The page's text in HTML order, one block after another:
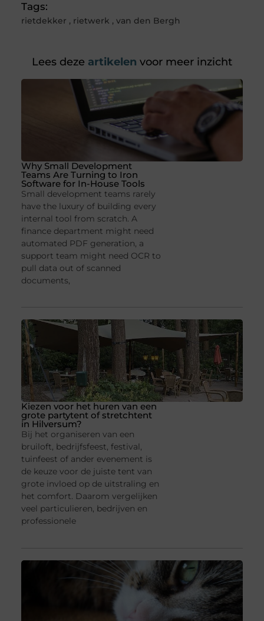
Tags:
rietdekker , rietwerk , van den Bergh
Lees deze artikelen voor meer inzicht
Why Small Development
Teams Are Turning to Iron
Software for In-House Tools
Small development teams rarely
have the luxury of building every
internal tool from scratch. A
finance department might need
automated PDF generation, a
support team might need OCR to
pull data out of scanned
documents,
Kiezen voor het huren van een
grote partytent of stretchtent
in Hilversum?
Bij het organiseren van een
bruiloft, bedrijfsfeest, festival,
tuinfeest of ander evenement is
de keuze voor de juiste tent van
grote invloed op de uitstraling en
het comfort. Daarom vergelijken
veel particulieren, bedrijven en
professionele